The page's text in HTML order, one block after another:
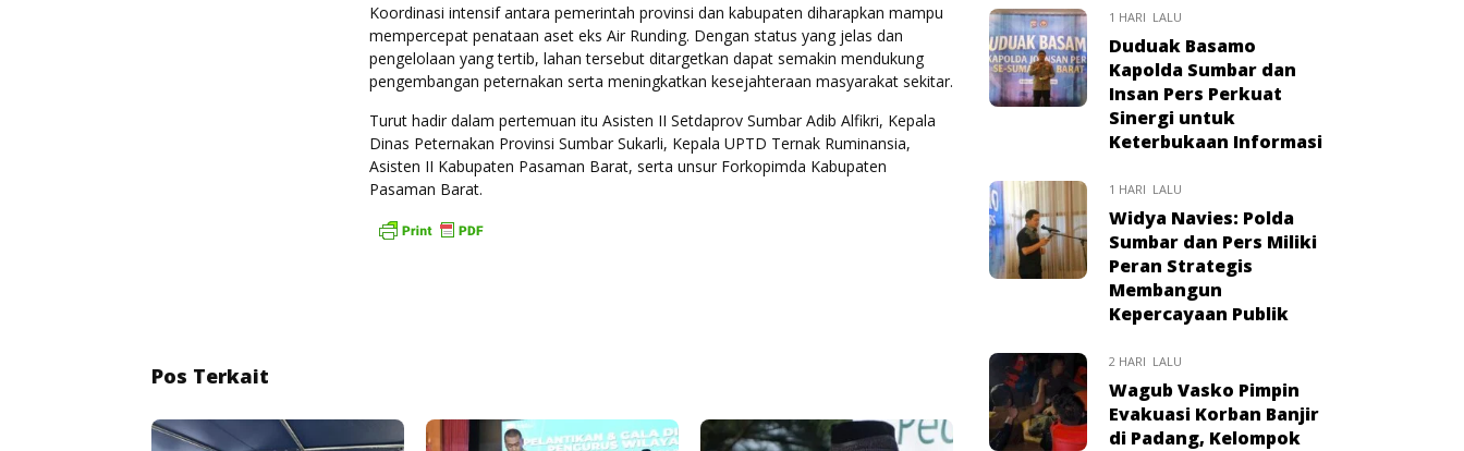
Koordinasi intensif antara pemerintah provinsi dan kabupaten diharapkan mampu
mempercepat penataan aset eks Air Runding. Dengan status yang jelas dan
pengelolaan yang tertib, lahan tersebut ditargetkan dapat semakin mendukung
pengembangan peternakan serta meningkatkan kesejahteraan masyarakat sekitar.
Turut hadir dalam pertemuan itu Asisten II Setdaprov Sumbar Adib Alfikri, Kepala
Dinas Peternakan Provinsi Sumbar Sukarli, Kepala UPTD Ternak Ruminansia,
Asisten II Kabupaten Pasaman Barat, serta unsur Forkopimda Kabupaten
Pasaman Barat.
Pos Terkait
1 HARI LALU
Duduak Basamo
Kapolda Sumbar dan
Insan Pers Perkuat
Sinergi untuk
Keterbukaan Informasi
1 HARI LALU
Widya Navies: Polda
Sumbar dan Pers Miliki
Peran Strategis
Membangun
Kepercayaan Publik
2 HARI LALU
Wagub Vasko Pimpin
Evakuasi Korban Banjir
di Padang, Kelompok